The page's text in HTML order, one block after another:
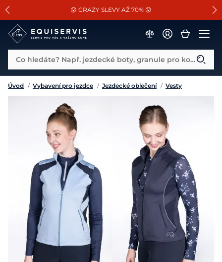
SLEVA 13% na vše od Cassini!
😮 CRAZY SLEVY AŽ 70% 😮
📐Pasování a doplňky k vybraným sedlům ZDARMA 🐴
Co hledáte? Např. jezdecké boty, granule pro koně...
Úvod / Vybavení pro jezdce / Jezdecké oblečení / Vesty